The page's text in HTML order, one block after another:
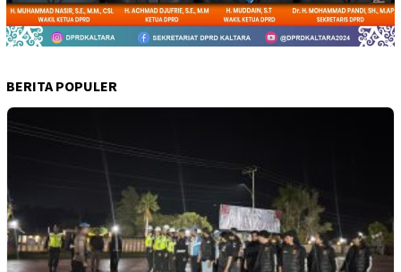
BERITA POPULER